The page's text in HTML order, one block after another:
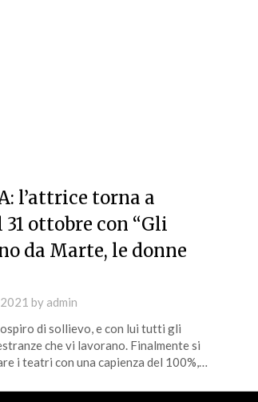
l’attrice torna a
ottobre con “Gli
da Marte, le donne
by admin
di sollievo, e con lui tutti gli
che vi lavorano. Finalmente si
i teatri con una capienza del 100%,…